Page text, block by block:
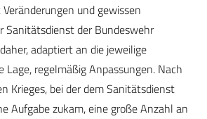
und gewissen
Sanitätsdienst der Bundeswehr
adaptiert an die jeweilige
Lage, regelmäßig Anpassungen. Nach
Krieges, bei der dem Sanitätsdienst
Aufgabe zukam, eine große Anzahl an